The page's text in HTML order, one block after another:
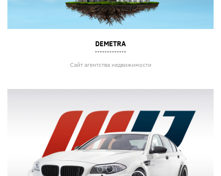
DEMETRA
Сайт агентства недвижимости